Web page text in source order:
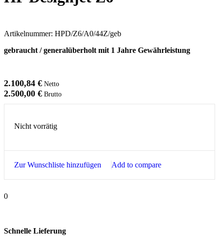
Artikelnummer: HPD/Z6/A0/44Z/geb
gebraucht / generalüberholt mit 1 Jahre Gewährleistung
2.100,84 € Netto
2.500,00 € Brutto
Nicht vorrätig
Zur Wunschliste hinzufügen Add to compare
0
Schnelle Lieferung